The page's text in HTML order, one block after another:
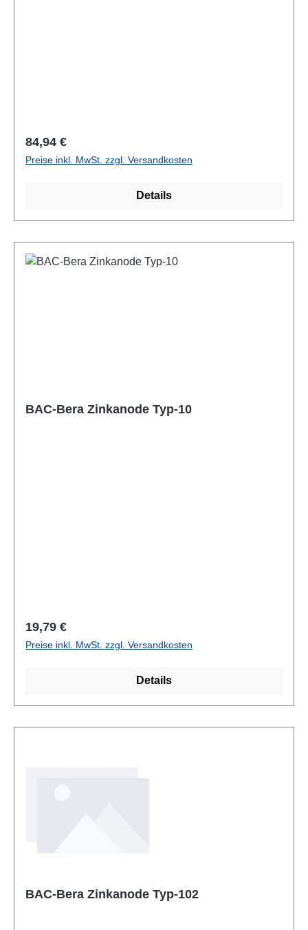
Regulärer Preis:
84,94 €
Preise inkl. MwSt. zzgl. Versandkosten
Details
BAC-Bera Zinkanode Typ-10
Regulärer Preis:
19,79 €
Preise inkl. MwSt. zzgl. Versandkosten
Details
BAC-Bera Zinkanode Typ-102